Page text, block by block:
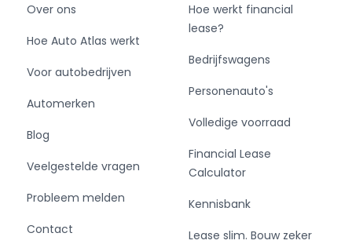
Over ons
Hoe Auto Atlas werkt
Voor autobedrijven
Automerken
Blog
Veelgestelde vragen
Probleem melden
Contact
Hoe werkt financial
lease?
Bedrijfswagens
Personenauto's
Volledige voorraad
Financial Lease
Calculator
Kennisbank
Lease slim. Bouw zeker